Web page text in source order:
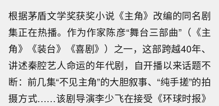
根据茅盾文学奖获奖小说《主角》改编的同名剧
集正在热播。作为作家陈彦“舞台三部曲”（《主
角》《装台》《喜剧》）之一，这部跨越40年、
讲述秦腔艺人命运的年代剧，自开播以来话题不
断：前几集“不见主角”的大胆叙事、“纯手搓”的拍
摄方式……该剧导演李少飞在接受《环球时报》